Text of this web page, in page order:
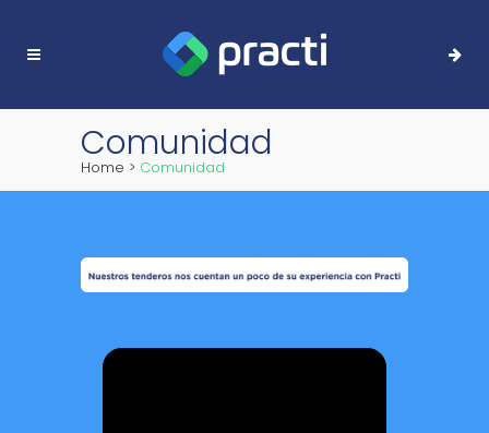
Comunidad
Home > Comunidad